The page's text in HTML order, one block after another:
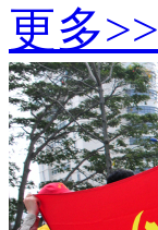
更多>>